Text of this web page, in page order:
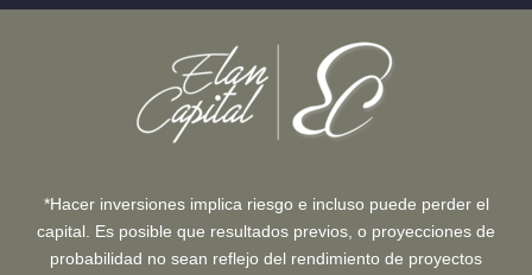
*Hacer inversiones implica riesgo e incluso puede perder el
capital. Es posible que resultados previos, o proyecciones de
probabilidad no sean reflejo del rendimiento de proyectos